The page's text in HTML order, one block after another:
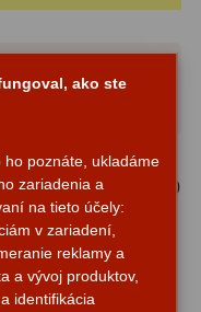
and
Telescopes
for compact
up to a length of 500
padding, thus
during transport.
ako ste
poznáte, ukladáme
zariadenia a
na tieto účely:
v zariadení,
reklamy a
a vývoj produktov,
identifikácia